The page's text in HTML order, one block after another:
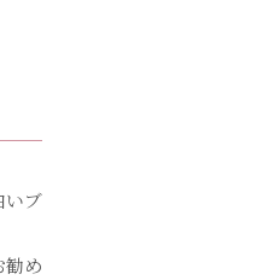
いブ
勧め